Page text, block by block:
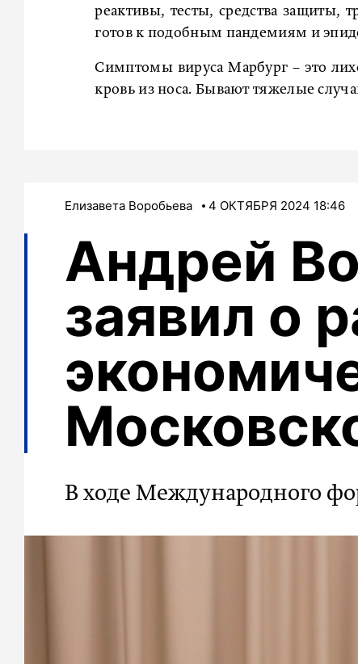
реактивы, тесты, средства защиты,
готов к подобным пандемиям и
Симптомы вируса Марбург – это
кровь из носа. Бывают тяжелые
Елизавета Воробьева 4 ОКТЯБРЯ 2024 18:46
Андрей
заявил о
В ходе Международного